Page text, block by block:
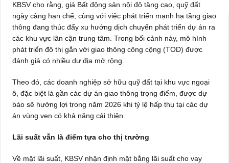
KBSV cho rằng, giá Bất động sản nội đô tăng cao, quỹ đất
ngày càng hạn chế, cùng với việc phát triển mạnh hạ tầng giao
thông đang thúc đẩy xu hướng dịch chuyển phát triển dự án ra
các khu vực lân cận trung tâm. Trong bối cảnh này, mô hình
phát triển đô thị gắn với giao thông công cộng (TOD) được
đánh giá có nhiều dư địa mở rộng.
Theo đó, các doanh nghiệp sở hữu quỹ đất tại khu vực ngoại
ô, đặc biệt là gần các dự án giao thông trọng điểm, được dự
báo sẽ hưởng lợi trong năm 2026 khi tỷ lệ hấp thụ tại các dự
án vùng ven có khả năng cải thiện.
Lãi suất vẫn là điểm tựa cho thị trường
Về mặt lãi suất, KBSV nhận định mặt bằng lãi suất cho vay